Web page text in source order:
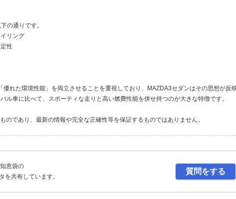
の通りです。
リング
性
優れた環境性能」を両立させることを重視しており、MAZDA3セダンはその思想が反
ル車に比べて、スポーティな走りと高い燃費性能を併せ持つのが大きな特徴です。
のであり、最新の情報や完全な正確性等を保証するものではありません。
恵袋の
を共有しています。
質問をする